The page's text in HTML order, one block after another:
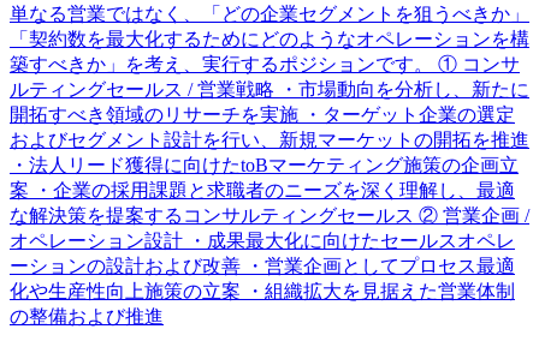
単なる営業ではなく、「どの企業セグメントを狙うべきか」
「契約数を最大化するためにどのようなオペレーションを構
築すべきか」を考え、実行するポジションです。 ① コンサ
ルティングセールス / 営業戦略 ・市場動向を分析し、新たに
開拓すべき領域のリサーチを実施 ・ターゲット企業の選定
およびセグメント設計を行い、新規マーケットの開拓を推進
・法人リード獲得に向けたtoBマーケティング施策の企画立
案 ・企業の採用課題と求職者のニーズを深く理解し、最適
な解決策を提案するコンサルティングセールス ② 営業企画 /
オペレーション設計 ・成果最大化に向けたセールスオペレ
ーションの設計および改善 ・営業企画としてプロセス最適
化や生産性向上施策の立案 ・組織拡大を見据えた営業体制
の整備および推進